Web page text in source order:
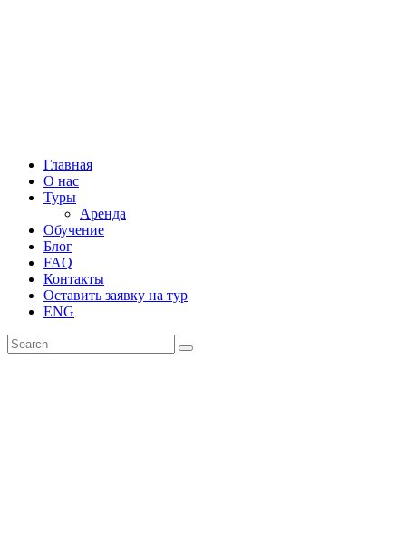
Главная
О нас
Туры
Аренда
Обучение
Блог
FAQ
Контакты
Оставить заявку на тур
ENG